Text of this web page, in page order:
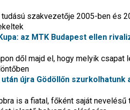
szakvezetője 2005-ben és
az MTK Budapest ellen
dől majd el, hogy melyik csapat
újra Gödöllőn szurkolhatunk
is a fiatal, főként saját